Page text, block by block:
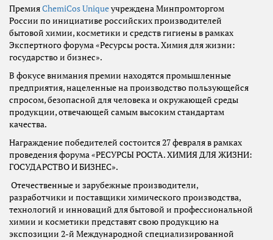
ПремияChemiCos Uniqueучреждена Минпромторгом
России по инициативе российских производителей
бытовой химии, косметики и средств гигиены в рамках
Экспертного форума «Ресурсы роста. Химия для жизни:
государство и бизнес».
В фокусе внимания премии находятся промышленные
предприятия, нацеленные на производство пользующейся
спросом, безопасной для человека и окружающей среды
продукции, отвечающей самым высоким стандартам
качества.
Награждение победителей состоится 27 февраля в рамках
проведения форума «РЕСУРСЫ РОСТА. ХИМИЯ ДЛЯ ЖИЗНИ:
ГОСУДАРСТВО И БИЗНЕС».
Отечественные и зарубежные производители,
разработчики и поставщики химического производства,
технологий и инноваций для бытовой и профессиональной
химии и косметики представят свою продукцию на
экспозиции 2-й Международной специализированной